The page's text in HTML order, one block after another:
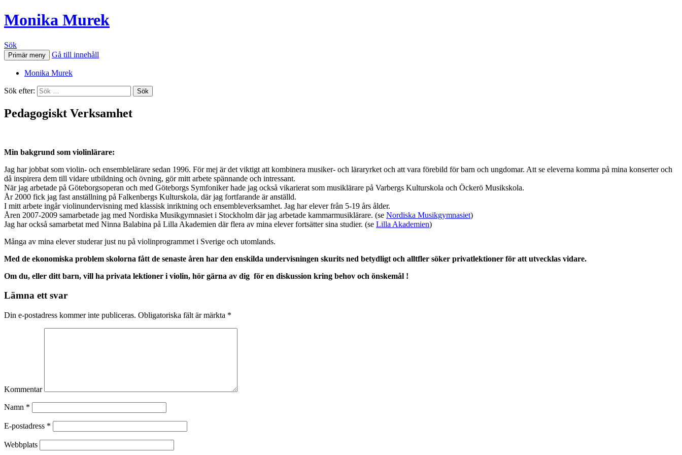
Monika Murek
Sök
Primär meny Gå till innehåll
Monika Murek
Sök efter:
Pedagogiskt Verksamhet
Min bakgrund som violinlärare:
Jag har jobbat som violin- och ensemblelärare sedan 1996. För mej är det viktigt att kombinera musiker- och läraryrket och att vara förebild för barn och ungdomar. Att se eleverna komma på mina konserter och
då inspirera dem till vidare utbildning och övning, gör mitt arbete spännande och intressant.
När jag arbetade på Göteborgsoperan och med Göteborgs Symfoniker hade jag också vikarierat som musiklärare på Varbergs Kulturskola och Öckerö Musikskola.
År 2000 fick jag fast anställning på Falkenbergs Kulturskola, där jag fortfarande är anställd.
I mitt arbete ingår violinundervisning med klassisk inriktning och ensembleverksamhet. Jag har elever från 5-19 års ålder.
Åren 2007-2009 samarbetade jag med Nordiska Musikgymnasiet i Stockholm där jag arbetade kammarmusiklärare. (se Nordiska Musikgymnasiet)
Jag har också samarbetat med Ninna Balabina på Lilla Akademien där flera av mina elever fortsätter sina studier. (se Lilla Akademien)
Många av mina elever studerar just nu på violinprogrammet i Sverige och utomlands.
Med de ekonomiska problem skolorna fått de senaste åren har den enskilda undervisningen skurits ned betydligt och alltfler söker privatlektioner för att utvecklas vidare.
Om du, eller ditt barn, vill ha privata lektioner i violin, hör gärna av dig för en diskussion kring behov och önskemål !
Lämna ett svar
Din e-postadress kommer inte publiceras. Obligatoriska fält är märkta *
Kommentar
Namn *
E-postadress *
Webbplats